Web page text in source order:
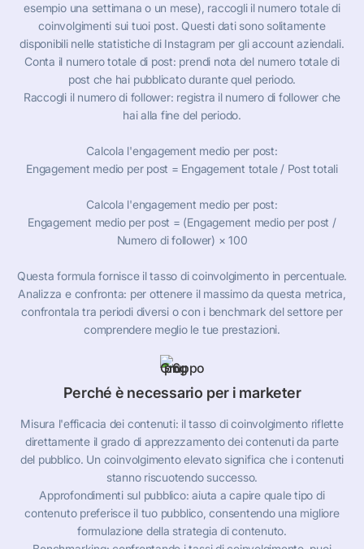
esempio una settimana o un mese), raccogli il numero totale di
coinvolgimenti sui tuoi post. Questi dati sono solitamente
disponibili nelle statistiche di Instagram per gli account aziendali.
Conta il numero totale di post: prendi nota del numero totale di
post che hai pubblicato durante quel periodo.
Raccogli il numero di follower: registra il numero di follower che
hai alla fine del periodo.
Calcola l'engagement medio per post:
Engagement medio per post = Engagement totale / Post totali
Calcola l'engagement medio per post:
Engagement medio per post = (Engagement medio per post /
Numero di follower) × 100
Questa formula fornisce il tasso di coinvolgimento in percentuale.
Analizza e confronta: per ottenere il massimo da questa metrica,
confrontala tra periodi diversi o con i benchmark del settore per
comprendere meglio le tue prestazioni.
Perché è necessario per i marketer
Misura l'efficacia dei contenuti: il tasso di coinvolgimento riflette
direttamente il grado di apprezzamento dei contenuti da parte
del pubblico. Un coinvolgimento elevato significa che i contenuti
stanno riscuotendo successo.
Approfondimenti sul pubblico: aiuta a capire quale tipo di
contenuto preferisce il tuo pubblico, consentendo una migliore
formulazione della strategia di contenuto.